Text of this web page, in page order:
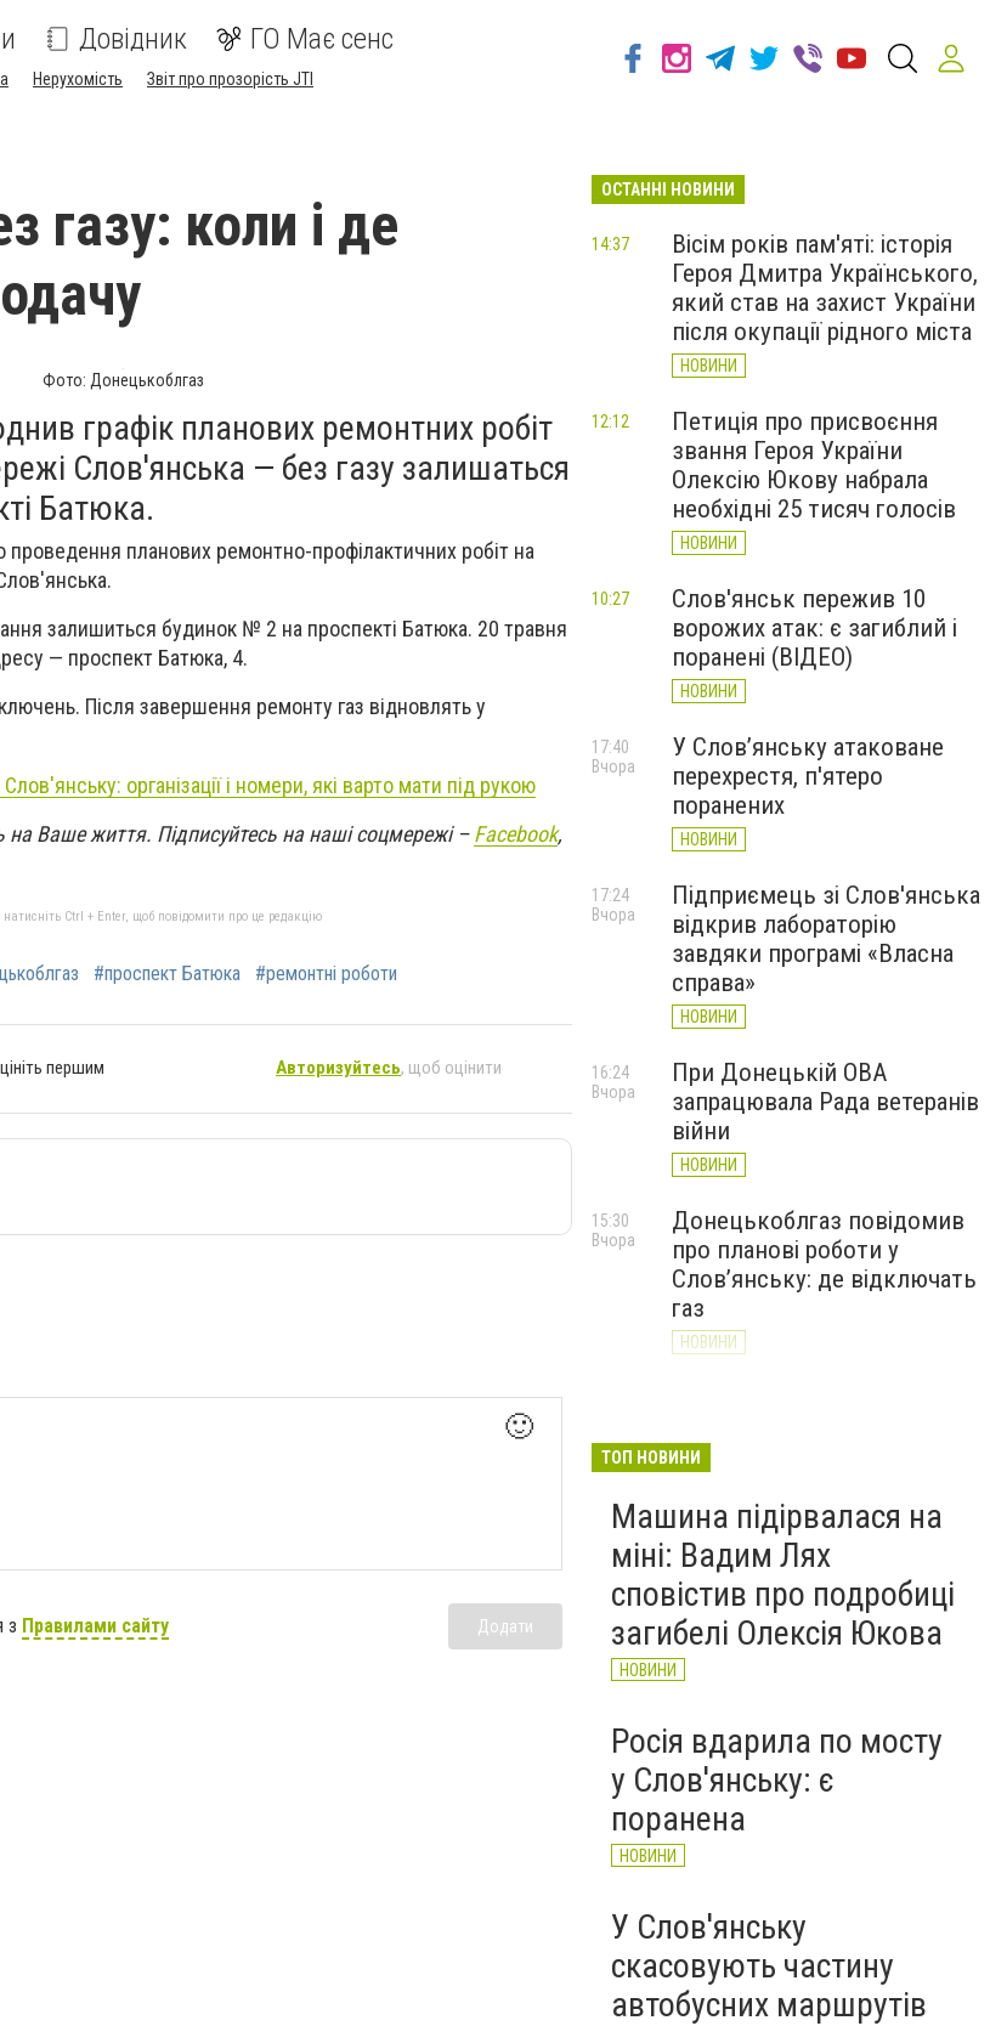
Довідник ГО Має сенс
Нерухомість Звіт про прозорість JTI
газу: коли і де
Фото: Донецькоблгаз
графік планових ремонтних робіт
Слов'янська — без газу залишаться
Батюка.
проведення планових ремонтно-профілактичних робіт на
залишиться будинок № 2 на проспекті Батюка. 20 травня
— проспект Батюка, 4.
Після завершення ремонту газ відновлять у
організації і номери, які варто мати під рукою
на Ваше життя. Підписуйтесь на наші соцмережі –Facebook,
Ctrl + Enter, щоб повідомити про це редакцію
#проспект Батюка #ремонтні роботи
першим Авторизуйтесь, щоб оцінити
🙂
з Правилами сайту Додати
ОСТАННІ НОВИНИ
Вісім років пам'яті: історія
Героя Дмитра Українського,
який став на захист України
після окупації рідного міста
НОВИНИ
14:37
Петиція про присвоєння
звання Героя України
Олексію Юкову набрала
необхідні 25 тисяч голосів
НОВИНИ
12:12
Слов'янськ пережив 10
ворожих атак: є загиблий і
поранені (ВІДЕО)
НОВИНИ
10:27
У Слов’янську атаковане
перехрестя, п'ятеро
поранених
НОВИНИ
17:40
Вчора
Підприємець зі Слов'янська
відкрив лабораторію
завдяки програмі «Власна
справа»
НОВИНИ
17:24
Вчора
При Донецькій ОВА
запрацювала Рада ветеранів
війни
НОВИНИ
16:24
Вчора
Донецькоблгаз повідомив
про планові роботи у
Слов’янську: де відключать
газ
НОВИНИ
15:30
Вчора
долучилися до відбудови
НОВИНИ
ТОП НОВИНИ
Машина підірвалася на
міні: Вадим Лях
сповістив про подробиці
загибелі Олексія Юкова
НОВИНИ
Росія вдарила по мосту
у Слов'янську: є
поранена
НОВИНИ
У Слов'янську
скасовують частину
автобусних маршрутів